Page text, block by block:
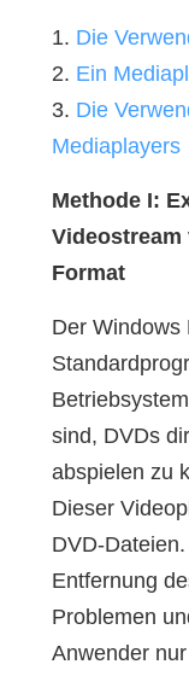
1. Die
2. Ein
3. Die
Mediaplayers
Methode I:
Videostream
Format
Der Windows
sind, DVDs
abspielen zu
Dieser
DVD-
Entfernung
Problemen
Anwender